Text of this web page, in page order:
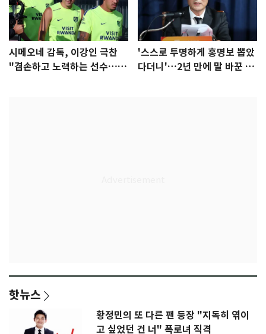
시메오네 감독, 이강인 극찬
"겸손하고 노력하는 선수…좋
'스스로 투명하게 홍명보 뽑았
다더니'…2년 만에 말 바꾼 이
핫뉴스
황정민의 또 다른 팬 등장 "지독히 엮이
고 싶었던 건 너" 폭로녀 직격